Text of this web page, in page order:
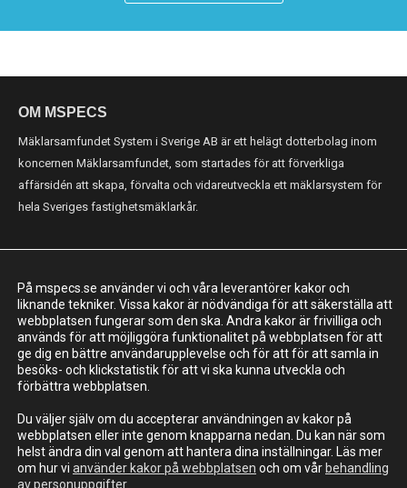
OM MSPECS
Mäklarsamfundet System i Sverige AB är ett helägt dotterbolag inom
koncernen Mäklarsamfundet, som startades för att förverkliga
affärsidén att skapa, förvalta och vidareutveckla ett mäklarsystem för
hela Sveriges fastighetsmäklarkår.
Mäklarsamfundet System i Sverige AB
Adress: Luntmakargatan 26, 111 37 Stockholm
010-221 61 00
support@mspecs.se
På mspecs.se använder vi och våra leverantörer kakor och
liknande tekniker. Vissa kakor är nödvändiga för att säkerställa att
webbplatsen fungerar som den ska. Andra kakor är frivilliga och
används för att möjliggöra funktionalitet på webbplatsen för att
ge dig en bättre användarupplevelse och för att för att samla in
besöks- och klickstatistik för att vi ska kunna utveckla och
förbättra webbplatsen.
Du väljer själv om du accepterar användningen av kakor på
webbplatsen eller inte genom knapparna nedan. Du kan när som
helst ändra din val genom att hantera dina inställningar. Läs mer
om hur vi använder kakor på webbplatsen och om vår behandling
av personuppgifter.